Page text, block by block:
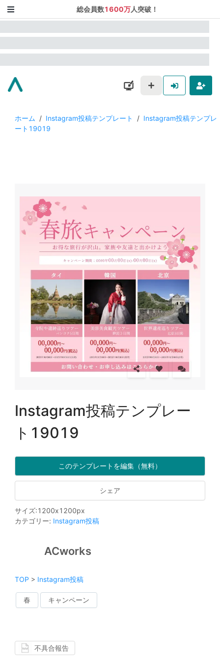
総会員数1600万人突破！
ホーム / Instagram投稿テンプレート / Instagram投稿テンプレ
ート19019
Instagram投稿テンプレー
ト19019
このテンプレートを編集（無料）
シェア
サイズ:1200x1200px
カテゴリー: Instagram投稿
ACworks
TOP > Instagram投稿
春 キャンペーン
不具合報告